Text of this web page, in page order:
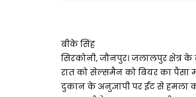
बीके सिंह
सिरकोनी, जौनपुर। जलालपुर क्षेत्र
रात को सेल्समैन को बियर का पैसा
दुकान के अनुज्ञापी पर ईंट से हमला